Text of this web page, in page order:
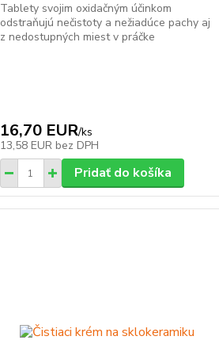
Tablety svojim oxidačným účinkom
odstraňujú nečistoty a nežiadúce pachy aj
z nedostupných miest v práčke
16,70 EUR/ks
13,58 EUR bez DPH
Pridať do košíka